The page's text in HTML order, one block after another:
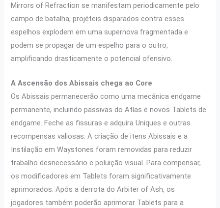
Mirrors of Refraction se manifestam periodicamente pelo
campo de batalha; projéteis disparados contra esses
espelhos explodem em uma supernova fragmentada e
podem se propagar de um espelho para o outro,
amplificando drasticamente o potencial ofensivo.
A Ascensão dos Abissais chega ao Core
Os Abissais permanecerão como uma mecânica endgame
permanente, incluindo passivas do Atlas e novos Tablets de
endgame. Feche as fissuras e adquira Uniques e outras
recompensas valiosas. A criação de itens Abissais e a
Instilação em Waystones foram removidas para reduzir
trabalho desnecessário e poluição visual. Para compensar,
os modificadores em Tablets foram significativamente
aprimorados. Após a derrota do Arbiter of Ash, os
jogadores também poderão aprimorar Tablets para a